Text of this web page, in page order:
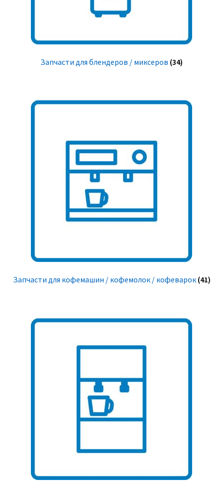
Запчасти для блендеров / миксеров (34)
Запчасти для кофемашин / кофемолок / кофеварок (41)